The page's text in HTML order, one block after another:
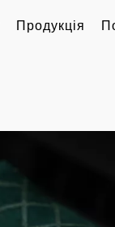
Продукція